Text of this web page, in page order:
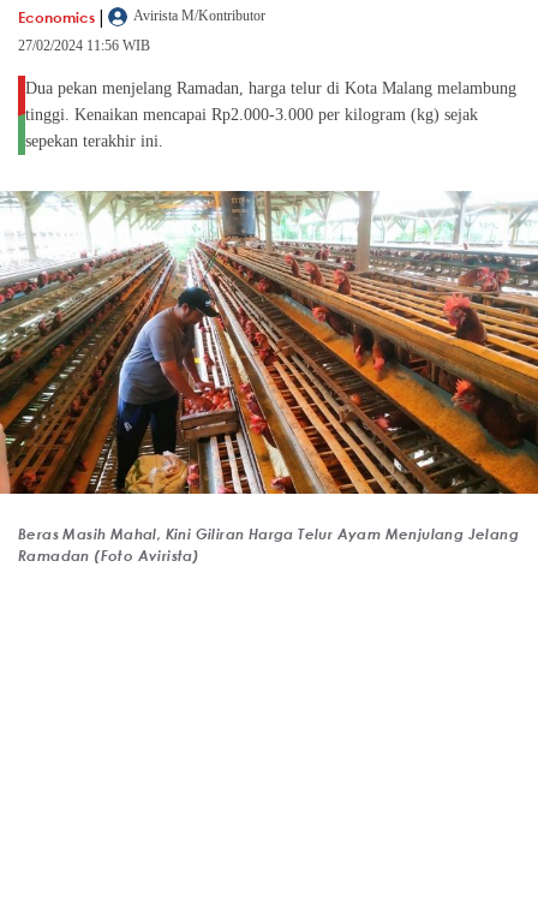
Economics |
Avirista M/Kontributor
27/02/2024 11:56 WIB
Dua pekan menjelang Ramadan, harga telur di Kota Malang melambung
tinggi. Kenaikan mencapai Rp2.000-3.000 per kilogram (kg) sejak
sepekan terakhir ini.
Beras Masih Mahal, Kini Giliran Harga Telur Ayam Menjulang Jelang
Ramadan (Foto Avirista)